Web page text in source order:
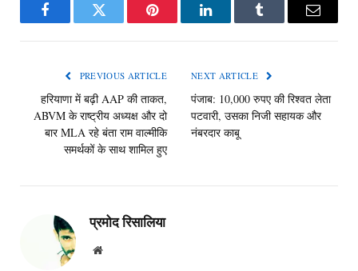
FacebookTwitter Pinterest LinkedInTumblr Email
PREVIOUS ARTICLE
हरियाणा में बढ़ी AAP की ताकत,
ABVM के राष्ट्रीय अध्यक्ष और दो
बार MLA रहे बंता राम वाल्मीकि
समर्थकों के साथ शामिल हुए
NEXT ARTICLE
पंजाब: 10,000 रुपए की रिश्वत लेता
पटवारी, उसका निजी सहायक और
नंबरदार काबू
प्रमोद रिसालिया
Website